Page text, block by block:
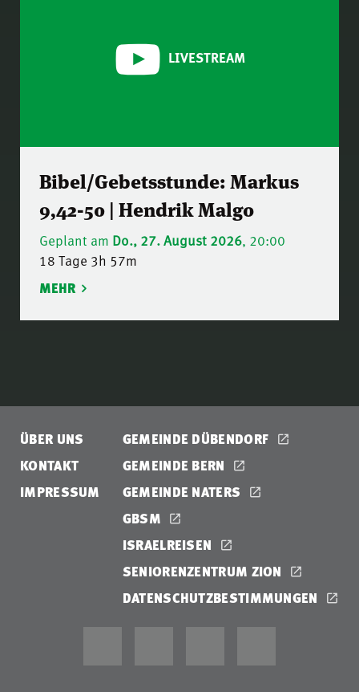
LIVESTREAM
Bibel/Gebetsstunde: Markus
9,42-50 | Hendrik Malgo
Geplant am Do., 27. August 2026, 20:00
18 Tage 3h 57m
MEHR
ÜBER UNS
KONTAKT
IMPRESSUM
GEMEINDE DÜBENDORF
GEMEINDE BERN
GEMEINDE NATERS
GBSM
ISRAELREISEN
SENIORENZENTRUM ZION
DATENSCHUTZBESTIMMUNGEN